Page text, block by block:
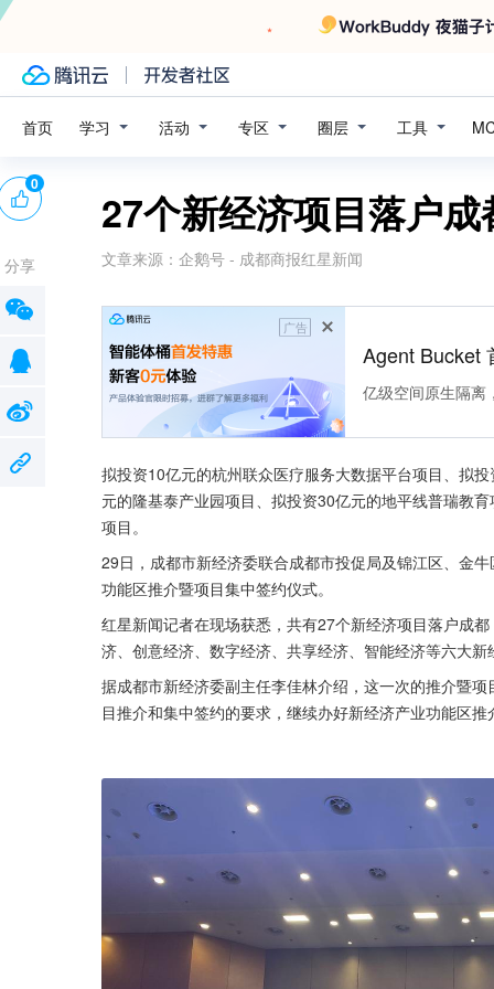
首页 学习 活动 专区 圈层 工具
27个新经济项目落户
文章来源： 企鹅号 - 成都商报红星新闻
广告
Agent Bucket
亿级空间原生隔离
拟投资10亿元的杭州联众医疗服务大数据平台项目、拟
元的隆基泰产业园项目、拟投资30亿元的地平线普瑞教
项目。
29日，成都市新经济委联合成都市投促局及锦江区、金
功能区推介暨项目集中签约仪式。
红星新闻记者在现场获悉，共有27个新经济项目落户成
济、创意经济、数字经济、共享经济、智能经济等六大新
据成都市新经济委副主任李佳林介绍，这一次的推介暨
目推介和集中签约的要求，继续办好新经济产业功能区
0
分享